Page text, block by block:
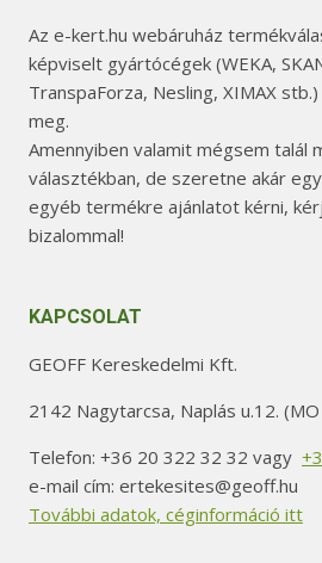
Az e-kert.hu webáruház
képviselt gyártócégek (WEKA,
TranspaForza, Nesling, XIMAX
meg.
Amennyiben valamit mégsem talál
választékban, de szeretne akár
egyéb termékre ajánlatot kérni,
bizalommal!
KAPCSOLAT
GEOFF Kereskedelmi Kft.
2142 Nagytarcsa, Naplás u.12.
Telefon: +36 20 322 32 32 vagy
e-mail cím: ertekesites@geoff.hu
További adatok, céginformáció itt